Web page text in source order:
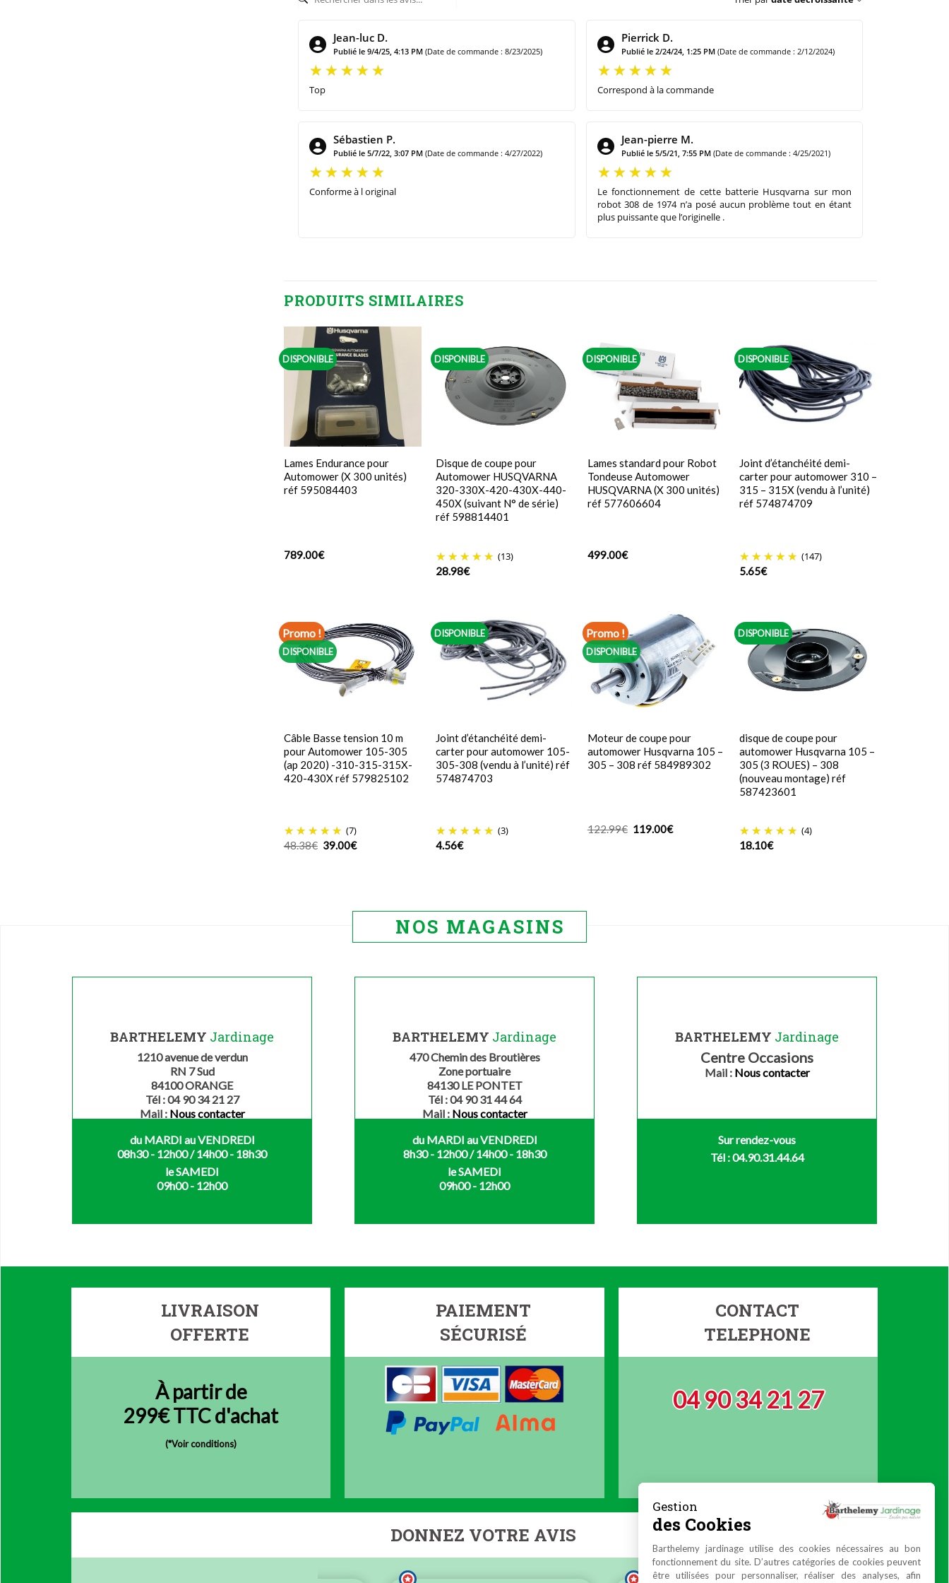
Jean-luc D.
Publié le 9/4/25, 4:13 PM (Date de commande : 8/23/2025)
Top
Pierrick D.
Publié le 2/24/24, 1:25 PM (Date de commande : 2/12/2024)
Correspond à la commande
Sébastien P.
Publié le 5/7/22, 3:07 PM (Date de commande : 4/27/2022)
Conforme à l original
Jean-pierre M.
Publié le 5/5/21, 7:55 PM (Date de commande : 4/25/2021)
Le fonctionnement de cette batterie Husqvarna sur mon
robot 308 de 1974 n’a posé aucun problème tout en étant
plus puissante que l’originelle .
PRODUITS SIMILAIRES
DISPONIBLE
Lames Endurance pour
Automower (X 300 unités)
réf 595084403
789.00€
DISPONIBLE
Disque de coupe pour
Automower HUSQVARNA
320-330X-420-430X-440-
450X (suivant N° de série)
réf 598814401
(13)
28.98€
DISPONIBLE
Lames standard pour Robot
Tondeuse Automower
HUSQVARNA (X 300 unités)
réf 577606604
499.00€
DISPONIBLE
Joint d’étanchéité demi-
carter pour automower 310 –
315 – 315X (vendu à l’unité)
réf 574874709
(147)
5.65€
Promo !
DISPONIBLE
Câble Basse tension 10 m
pour Automower 105-305
(ap 2020) -310-315-315X-
420-430X réf 579825102
(7)
48.38€ Le
39.00€Le
DISPONIBLE
Joint d’étanchéité demi-
carter pour automower 105-
305-308 (vendu à l’unité) réf
574874703
(3)
4.56€
Promo !
DISPONIBLE
Moteur de coupe pour
automower Husqvarna 105 –
305 – 308 réf 584989302
122.99€ Le
119.00€Le
DISPONIBLE
disque de coupe pour
automower Husqvarna 105 –
305 (3 ROUES) – 308
(nouveau montage) réf
587423601
(4)
18.10€
NOS MAGASINS
BARTHELEMY Jardinage
1210 avenue de verdun
RN 7 Sud
84100 ORANGE
Tél : 04 90 34 21 27
Mail : Nous contacter
du MARDI au VENDREDI
08h30 - 12h00 / 14h00 - 18h30
le SAMEDI
09h00 - 12h00
BARTHELEMY Jardinage
470 Chemin des Broutières
Zone portuaire
84130 LE PONTET
Tél : 04 90 31 44 64
Mail : Nous contacter
du MARDI au VENDREDI
8h30 - 12h00 / 14h00 - 18h30
le SAMEDI
09h00 - 12h00
BARTHELEMY Jardinage
Centre Occasions
Mail : Nous contacter
Sur rendez-vous
Tél : 04.90.31.44.64
LIVRAISON
OFFERTE
À partir de
299€ TTC d'achat
(*Voir conditions)
PAIEMENT
SÉCURISÉ
CONTACT
TELEPHONE
04 90 34 21 27
DONNEZ VOTRE AVIS
Gestion
des Cookies
Barthelemy jardinage utilise des cookies nécessaires au bon
fonctionnement du site. D’autres catégories de cookies peuvent
être utilisées pour personnaliser, réaliser des analyses, afin